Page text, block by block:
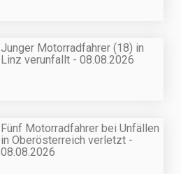
Junger Motorradfahrer (18) in
Linz verunfallt - 08.08.2026
Fünf Motorradfahrer bei Unfällen
in Oberösterreich verletzt -
08.08.2026